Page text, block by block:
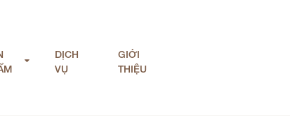
DỊCH
VỤ
GIỚI
THIỆU